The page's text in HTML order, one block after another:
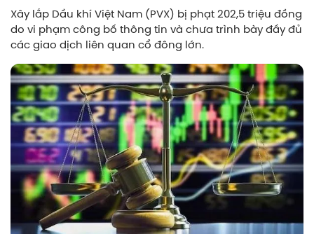
Xây lắp Dầu khí Việt Nam (PVX) bị phạt 202,5 triệu đồng
do vi phạm công bố thông tin và chưa trình bày đầy đủ
các giao dịch liên quan cổ đông lớn.